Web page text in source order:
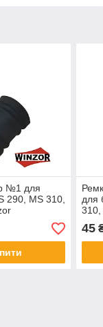
№1 для
290, MS 310,
для
45